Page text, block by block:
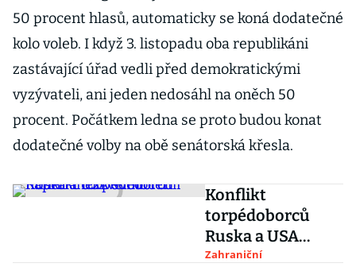
50 procent hlasů, automaticky se koná dodatečné
kolo voleb. I když 3. listopadu oba republikáni
zastávající úřad vedli před demokratickými
vyzývateli, ani jeden nedosáhl na oněch 50
procent. Počátkem ledna se proto budou konat
dodatečné volby na obě senátorská křesla.
Konflikt
torpédoborců
Ruska a USA
svědčí o napětí
Zahraniční